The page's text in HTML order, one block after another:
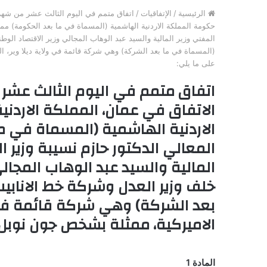
الرئيسية / الإتفاقيات /
حكومة المملكة الاردنية الهاشمية (المسماة في ما بعد الحكومة)
المفتي وزير المالية والسيد عبد الوهاب المجالي وزير الاقتصاد
(المسماة في ما بعد الشركة) وهي شركة قائمة في ولاية ديلا وير،
على ما يلي:
الاتفاق في عمان، المملكة
الاردنية الهاشمية (المسماة
المعالي الدكتور حازم نسيبة وزير
المالية والسيد عبد الوهاب
خلف وزير العدل وشركة خط
بعد الشركة) وهي شركة قائمة في
الاميركية، ممثلة بشخص جون
المادة 1